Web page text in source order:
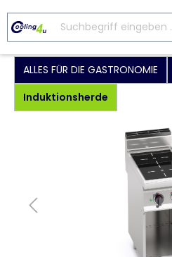
ALLES FÜR DIE GASTRONOMIE
Induktionsherde